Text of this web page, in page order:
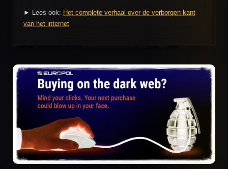
► Lees ook: Het complete verhaal over de verborgen kant
van het internet